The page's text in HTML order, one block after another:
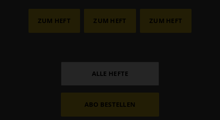
ZUM HEFT ZUM HEFT ZUM HEFT
ALLE HEFTE
ABO BESTELLEN